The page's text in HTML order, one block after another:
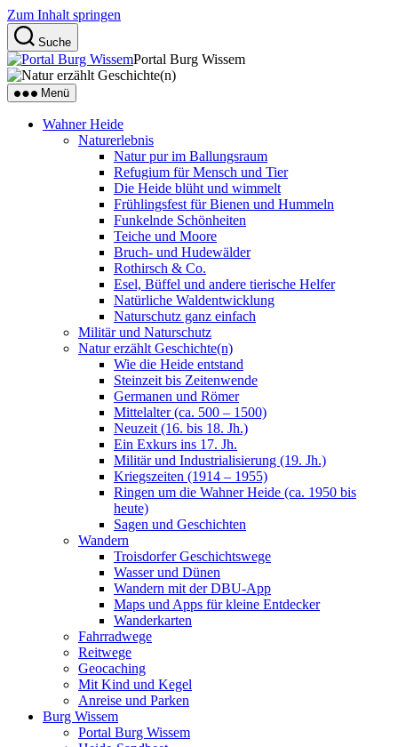
Zum Inhalt springen
Suche
Portal Burg Wissem
Menü
Wahner Heide
Naturerlebnis
Natur pur im Ballungsraum
Refugium für Mensch und Tier
Die Heide blüht und wimmelt
Frühlingsfest für Bienen und Hummeln
Funkelnde Schönheiten
Teiche und Moore
Bruch- und Hudewälder
Rothirsch & Co.
Esel, Büffel und andere tierische Helfer
Natürliche Waldentwicklung
Naturschutz ganz einfach
Militär und Naturschutz
Natur erzählt Geschichte(n)
Wie die Heide entstand
Steinzeit bis Zeitenwende
Germanen und Römer
Mittelalter (ca. 500 – 1500)
Neuzeit (16. bis 18. Jh.)
Ein Exkurs ins 17. Jh.
Militär und Industrialisierung (19. Jh.)
Kriegszeiten (1914 – 1955)
Ringen um die Wahner Heide (ca. 1950 bis
heute)
Sagen und Geschichten
Wandern
Troisdorfer Geschichtswege
Wasser und Dünen
Wandern mit der DBU-App
Maps und Apps für kleine Entdecker
Wanderkarten
Fahrradwege
Reitwege
Geocaching
Mit Kind und Kegel
Anreise und Parken
Burg Wissem
Portal Burg Wissem